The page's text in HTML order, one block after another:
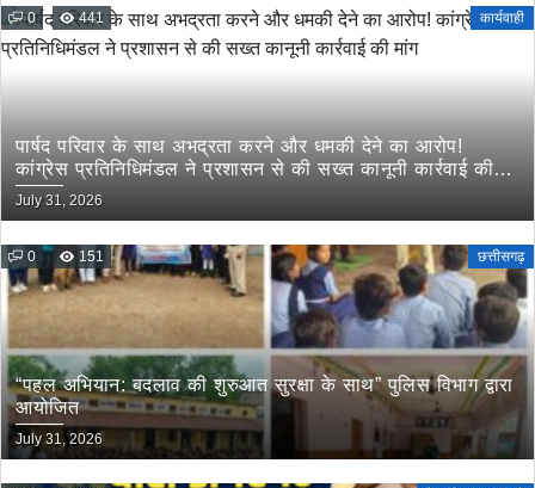
0 441 कार्यवाही
पार्षद परिवार के साथ अभद्रता करने और धमकी देने का आरोप!
कांग्रेस प्रतिनिधिमंडल ने प्रशासन से की सख्त कानूनी कार्रवाई की
मांग
July 31, 2026
0 151 छत्तीसगढ़
“पहल अभियान: बदलाव की शुरुआत सुरक्षा के साथ” पुलिस विभाग द्वारा
आयोजित
July 31, 2026